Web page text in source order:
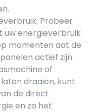
Probeer
uw energieverbruik
momenten dat de
actief zijn.
of
draaien, kunt
de direct
en zo het